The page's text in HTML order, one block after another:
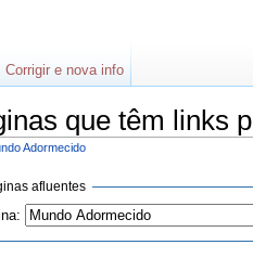
que têm links
Adormecido
afluentes
Corrigir e nova info